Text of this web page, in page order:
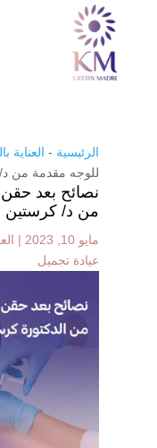
الرئيسية - العناية
للوجه مقدمة من
نصائح بعد حقن
من د/ كرستين
مايو 10, 2023 |
عيادة تجميل